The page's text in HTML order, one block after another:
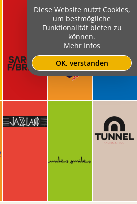
Diese Website nutzt Cookies,
um bestmögliche
Funktionalität bieten zu
können.
Mehr Infos
OK, verstanden